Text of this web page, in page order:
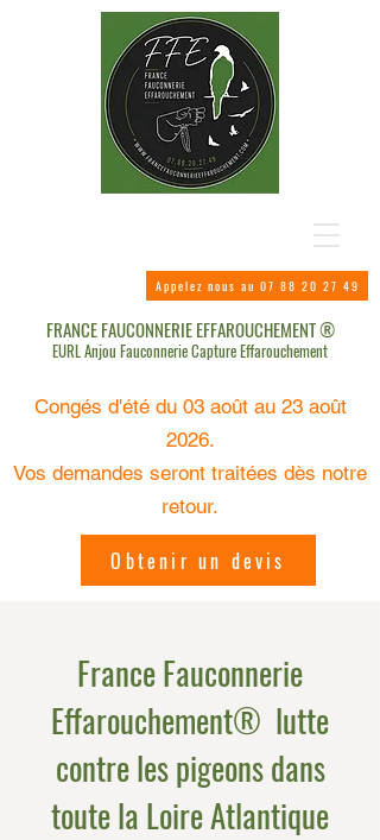
Appelez nous au 07 88 20 27 49
Obtenir un devis
FRANCE FAUCONNERIE EFFAROUCHEMENT ®
EURL Anjou Fauconnerie Capture Effarouchement
Congés d'été du 03 août au 23 août
2026.
Vos demandes seront traitées dès notre
retour.
France Fauconnerie
Effarouchement® lutte
contre les pigeons dans
toute la Loire Atlantique